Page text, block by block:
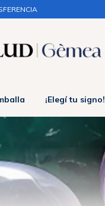
sin interés en +$150.000
¡Elegí tu signo!